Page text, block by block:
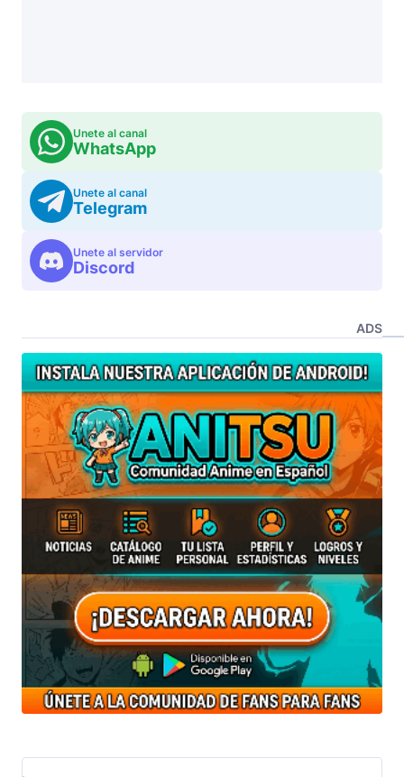
Unete al canal
WhatsApp
Unete al canal
Telegram
Unete al servidor
Discord
ADS